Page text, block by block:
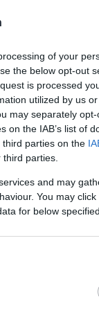
of your
the below opt-out
is processed
utilized by us
may separately
on the IAB’s list of
parties on the
parties.
and may
You may
for below
az
is
is
van, a
és az őket
is tartozik